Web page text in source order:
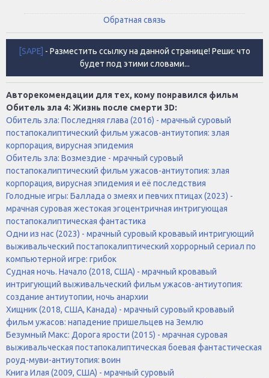
Обратная связь
[SAPE] - Разместить ссылку на данной странице! Реши: что
будет под этими словами...
Авторекомендации для тех, кому понравился фильм
Обитель зла 4: Жизнь после смерти 3D:
Обитель зла: Последняя глава (2016) - мрачный суровый
постапокалиптический фильм ужасов-антиутопия: злая
корпорация, вирусная эпидемия
Обитель зла: Возмездие - мрачный суровый
постапокалиптический фильм ужасов-антиутопия: злая
корпорация, вирусная эпидемия и её последствия
Голодные игры: Баллада о змеях и певчих птицах (2023) -
мрачная суровая жестокая эгоцентричная интригующая
постапокалиптическая фантастика
Одни из нас (2023) - мрачный суровый кровавый интригующий
выживальческий постапокалиптический хоррорный сериал по
компьютерной игре: грибок
Судная ночь. Начало (2018, США) - мрачный кровавый
интригующий выживальческий фильм ужасов-антиутопия:
создание антиутопии, ночь анархии
Хищник (2018, США, Канада) - мрачный суровый кровавый
фильм ужасов: нападение пришельцев на Землю
Безумный Макс: Дорога ярости (2015) - мрачная суровая
выживальческая постапокалиптическая боевая фантастическая
роуд-муви-антиутопия: воин
Книга Илая (2009, США) - мрачный суровый